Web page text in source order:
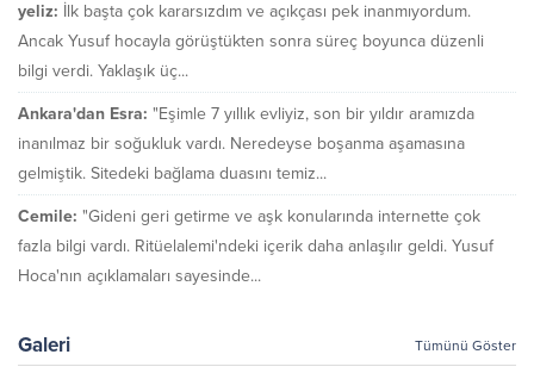
yeliz: İlk başta çok kararsızdım ve açıkçası pek inanmıyordum.
Ancak Yusuf hocayla görüştükten sonra süreç boyunca düzenli
bilgi verdi. Yaklaşık üç...
Ankara'dan Esra: "Eşimle 7 yıllık evliyiz, son bir yıldır aramızda
inanılmaz bir soğukluk vardı. Neredeyse boşanma aşamasına
gelmiştik. Sitedeki bağlama duasını temiz...
Cemile: "Gideni geri getirme ve aşk konularında internette çok
fazla bilgi vardı. Ritüelalemi'ndeki içerik daha anlaşılır geldi. Yusuf
Hoca'nın açıklamaları sayesinde...
Galeri Tümünü Göster